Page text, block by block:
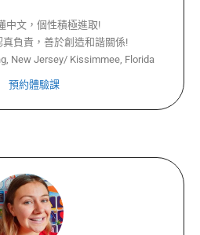
中文，個性積極進取!
負責，善於創造和諧關係!
New Jersey/ Kissimmee, Florida
預約體驗課